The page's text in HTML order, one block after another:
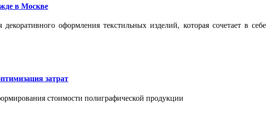
в Москве
оформления текстильных изделий, которая сочетает в
затрат
стоимости полиграфической продукции